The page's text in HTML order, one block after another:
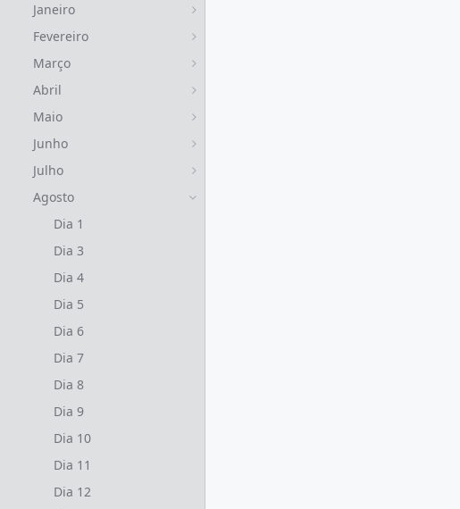
Janeiro
Fevereiro
Março
Abril
Maio
Junho
Julho
Agosto
Dia 1
Dia 3
Dia 4
Dia 5
Dia 6
Dia 7
Dia 8
Dia 9
Dia 10
Dia 11
Dia 12